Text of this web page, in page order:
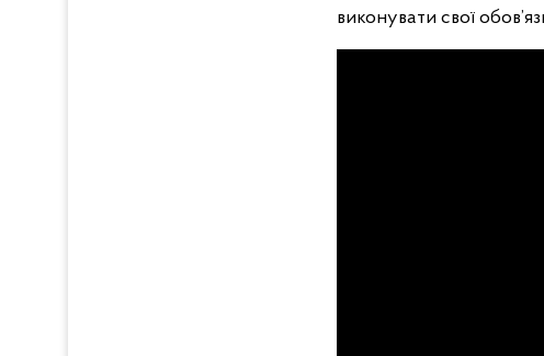
виконувати свої